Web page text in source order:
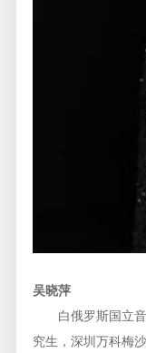
吴晓萍
白俄罗斯国立音
究生，深圳万科梅